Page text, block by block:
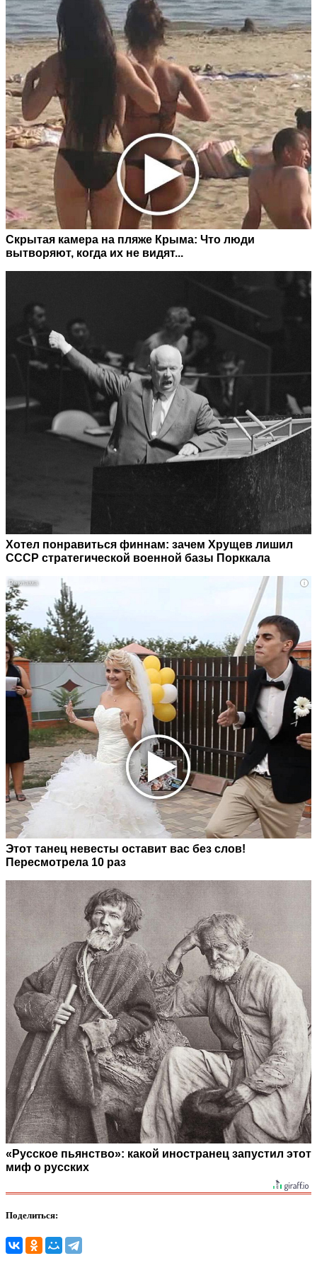
Скрытая камера на пляже Крыма: Что люди
вытворяют, когда их не видят...
Хотел понравиться финнам: зачем Хрущев лишил
СССР стратегической военной базы Порккала
i
Этот танец невесты оставит вас без слов!
Пересмотрела 10 раз
«Русское пьянство»: какой иностранец запустил этот
миф о русских
Поделиться: